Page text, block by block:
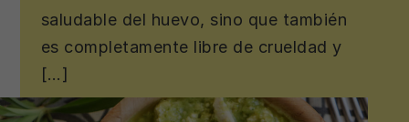
saludable del huevo, sino que también
es completamente libre de crueldad y
[…]